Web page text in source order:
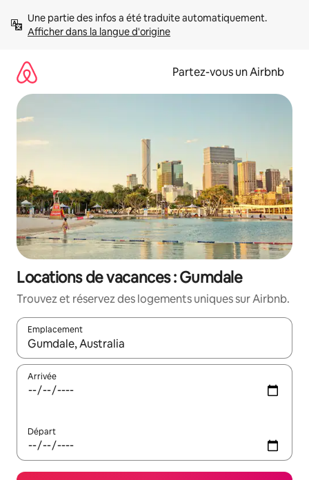
directement
Afficher dans la langue d'origine
Partez-vous un Airbnb
Locations de vacances : Gumdale
Trouvez et réservez des logements uniques sur Airbnb.
Emplacement
Quand les résultats sont affichés, parcourez-les en utilisant
Arrivée
Départ